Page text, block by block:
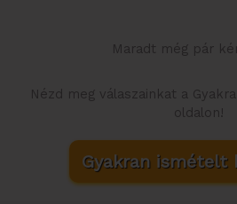
Maradt még pár
Nézd meg válaszainkat a
oldalon!
Gyakran ismételt